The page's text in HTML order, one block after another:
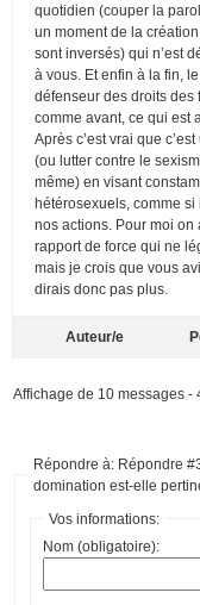
quotidien (couper la
un moment de la
sont inversés) qui n’est
à vous. Et enfin à la fin,
défenseur des droits des
comme avant, ce qui est
Après c’est vrai que
(ou lutter contre le
même) en visant
hétérosexuels, comme si
nos actions. Pour moi on
rapport de force qui ne
mais je crois que vous
dirais donc pas plus.
Auteur/e
Affichage de 10 messages -
Répondre à: Répondre
domination est-elle
Vos informations:
Nom (obligatoire):